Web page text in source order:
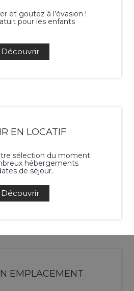
et goutez à l’évasion !
pour les enfants
Découvrir
EN LOCATIF
sélection du moment
hébergements
de séjour.
Découvrir
EMPLACEMENT